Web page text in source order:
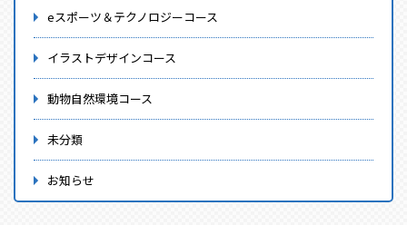
eスポーツ＆テクノロジーコース
イラストデザインコース
動物自然環境コース
未分類
お知らせ